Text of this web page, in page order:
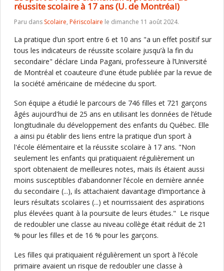
réussite scolaire à 17 ans (U. de Montréal)
Paru dans Scolaire, Périscolaire le dimanche 11 août 2024.
La pratique d’un sport entre 6 et 10 ans "a un effet positif sur
tous les indicateurs de réussite scolaire jusqu’à la fin du
secondaire" déclare Linda Pagani, professeure à l’Université
de Montréal et coauteure d'une étude publiée par la revue de
la société américaine de médecine du sport.
Son équipe a étudié le parcours de 746 filles et 721 garçons
âgés aujourd'hui de 25 ans en utilisant les données de l’étude
longitudinale du développement des enfants du Québec. Elle
a ainsi pu établir des liens entre la pratique d’un sport à
l'école élémentaire et la réussite scolaire à 17 ans. "Non
seulement les enfants qui pratiquaient régulièrement un
sport obtenaient de meilleures notes, mais ils étaient aussi
moins susceptibles d’abandonner l’école en dernière année
du secondaire (...), ils attachaient davantage d’importance à
leurs résultats scolaires (...) et nourrissaient des aspirations
plus élevées quant à la poursuite de leurs études." Le risque
de redoubler une classe au niveau collège était réduit de 21
% pour les filles et de 16 % pour les garçons.
Les filles qui pratiquaient régulièrement un sport à l’école
primaire avaient un risque de redoubler une classe à